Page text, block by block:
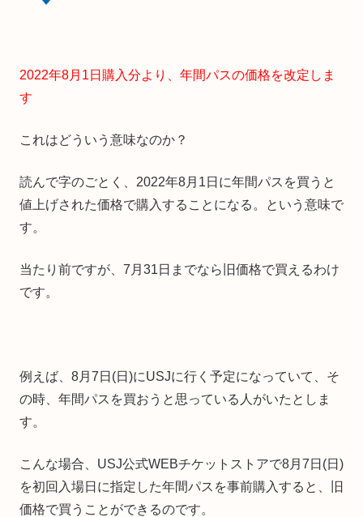
2022年8月1日購入分より、年間パスの価格を改定しま
す
これはどういう意味なのか？
読んで字のごとく、2022年8月1日に年間パスを買うと
値上げされた価格で購入することになる。という意味で
す。
当たり前ですが、7月31日までなら旧価格で買えるわけ
です。
例えば、8月7日(日)にUSJに行く予定になっていて、そ
の時、年間パスを買おうと思っている人がいたとしま
す。
こんな場合、USJ公式WEBチケットストアで8月7日(日)
を初回入場日に指定した年間パスを事前購入すると、旧
価格で買うことができるのです。